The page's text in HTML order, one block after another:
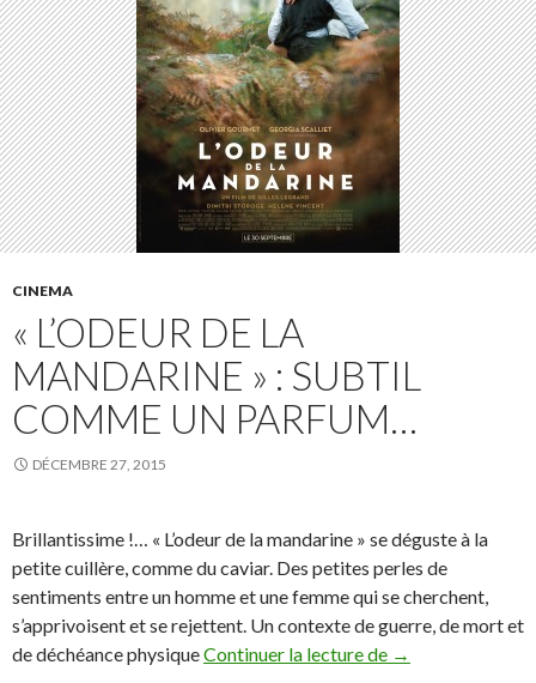
CINEMA
« L’ODEUR DE LA
MANDARINE » : SUBTIL
COMME UN PARFUM…
DÉCEMBRE 27, 2015
Brillantissime !… « L’odeur de la mandarine » se déguste à la
petite cuillère, comme du caviar. Des petites perles de
sentiments entre un homme et une femme qui se cherchent,
s’apprivoisent et se rejettent. Un contexte de guerre, de mort et
de déchéance physiqueContinuer la lecture de « L’Odeur de la
→